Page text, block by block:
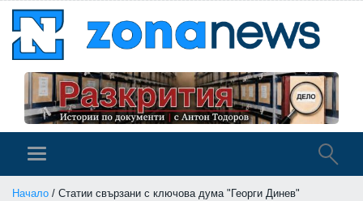
Начало / Статии свързани с ключова дума "Георги Динев"